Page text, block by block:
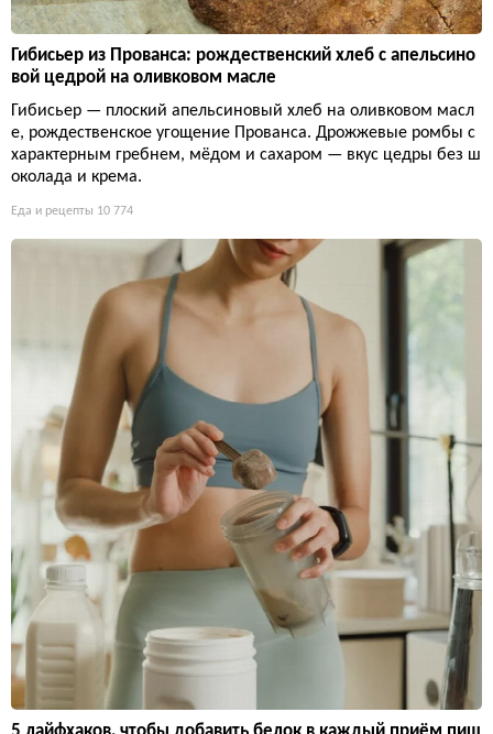
Гибисьер из Прованса: рождественский хлеб с апельсино
вой цедрой на оливковом масле
Гибисьер — плоский апельсиновый хлеб на оливковом масл
е, рождественское угощение Прованса. Дрожжевые ромбы с
характерным гребнем, мёдом и сахаром — вкус цедры без ш
околада и крема.
Еда и рецепты 10 774